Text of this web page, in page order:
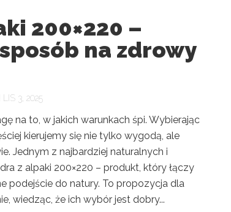
200×220 –
na zdrowy
LIS 3, 2025
na to, w jakich warunkach śpi. Wybierając
kierujemy się nie tylko wygodą, ale
Jednym z najbardziej naturalnych i
z alpaki 200×220 – produkt, który łączy
podejście do natury. To propozycja dla
wiedząc, że ich wybór jest dobry...